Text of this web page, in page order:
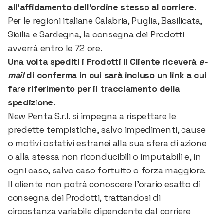
all’affidamento dell’ordine stesso al corriere.
Per le regioni italiane Calabria, Puglia, Basilicata,
Sicilia e Sardegna, la consegna dei Prodotti
avverrà entro le 72 ore.
Una volta spediti i Prodotti il Cliente riceverà e-
maildi conferma in cui sarà incluso un link a cui
fare riferimento per il tracciamento della
spedizione.
New Penta S.r.l. si impegna a rispettare le
predette tempistiche, salvo impedimenti, cause
o motivi ostativi estranei alla sua sfera di azione
o alla stessa non riconducibili o imputabili e, in
ogni caso, salvo caso fortuito o forza maggiore.
Il cliente non potrà conoscere l’orario esatto di
consegna dei Prodotti, trattandosi di
circostanza variabile dipendente dal corriere